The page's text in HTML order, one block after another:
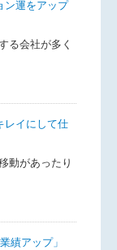
ン運をアップ
る会社が多く
レイにして仕
動があったり
績アップ」